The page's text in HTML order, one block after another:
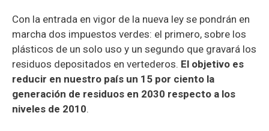
Con la entrada en vigor de la nueva ley se pondrán en
marcha dos impuestos verdes: el primero, sobre los
plásticos de un solo uso y un segundo que gravará los
residuos depositados en vertederos. El objetivo es
reducir en nuestro país un 15 por ciento la
generación de residuos en 2030 respecto a los
niveles de 2010.